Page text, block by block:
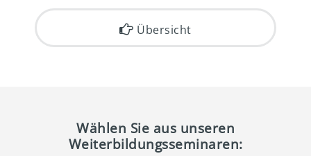
Übersicht
Wählen Sie aus unseren
Weiterbildungsseminaren: